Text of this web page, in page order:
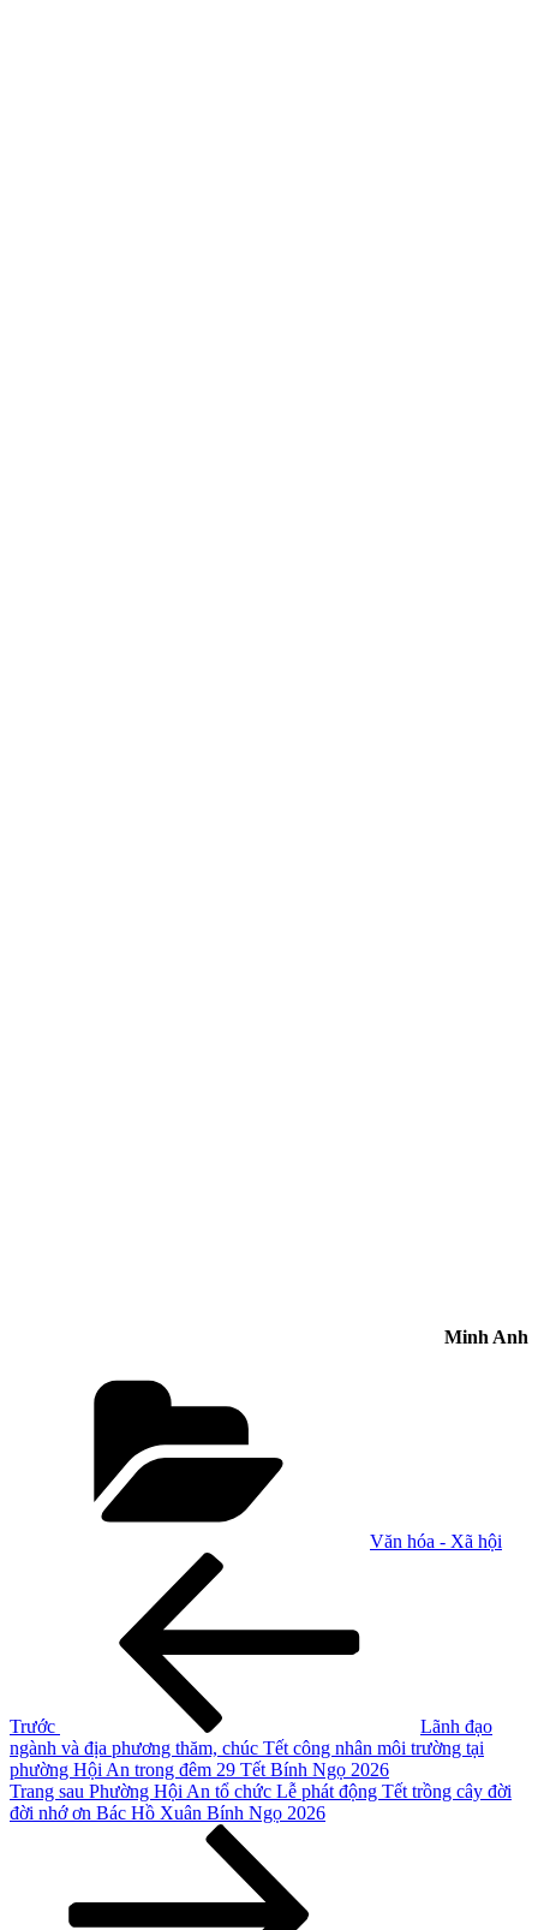
Minh Anh
Văn hóa - Xã hội
Trước
Lãnh đạo
ngành và địa phương thăm, chúc Tết công nhân môi trường tại
phường Hội An trong đêm 29 Tết Bính Ngọ 2026
Bài
tiếp
Trang sau Phường Hội An tổ chức Lễ phát động Tết trồng cây đời
đời nhớ ơn Bác Hồ Xuân Bính Ngọ 2026